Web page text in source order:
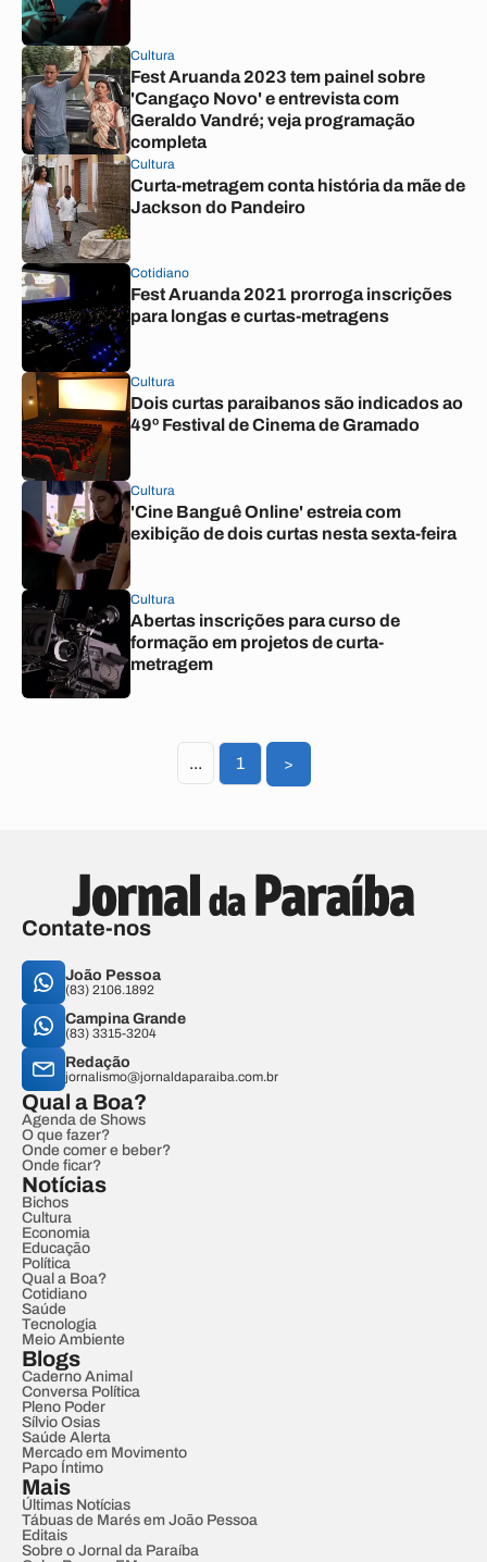
Cultura
Fest Aruanda 2023 tem painel sobre
'Cangaço Novo' e entrevista com
Geraldo Vandré; veja programação
completa
Cultura
Curta-metragem conta história da mãe de
Jackson do Pandeiro
Cotidiano
Fest Aruanda 2021 prorroga inscrições
para longas e curtas-metragens
Cultura
Dois curtas paraibanos são indicados ao
49º Festival de Cinema de Gramado
Cultura
'Cine Banguê Online' estreia com
exibição de dois curtas nesta sexta-feira
Cultura
Abertas inscrições para curso de
formação em projetos de curta-
metragem
... 1 >
Contate-nos
João Pessoa
(83) 2106.1892
Campina Grande
(83) 3315-3204
Redação
jornalismo@jornaldaparaiba.com.br
Qual a Boa?
Agenda de Shows
O que fazer?
Onde comer e beber?
Onde ficar?
Notícias
Bichos
Cultura
Economia
Educação
Política
Qual a Boa?
Cotidiano
Saúde
Tecnologia
Meio Ambiente
Blogs
Caderno Animal
Conversa Política
Pleno Poder
Sílvio Osias
Saúde Alerta
Mercado em Movimento
Papo Íntimo
Mais
Últimas Notícias
Tábuas de Marés em João Pessoa
Editais
Sobre o Jornal da Paraíba